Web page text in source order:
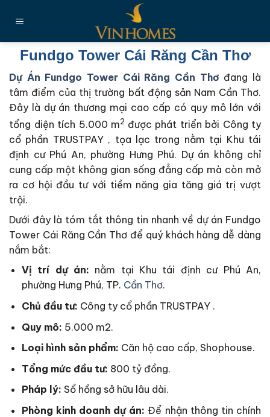
đến
dungFundgo Tower Cái Răng Cần Thơ
Dự Án Fundgo Tower Cái Răng Cần Thơ đang là
tâm điểm của thị trường bất động sản Nam Cần Thơ.
Đây là dự án thương mại cao cấp có quy mô lớn với
tổng diện tích 5.000 m2 được phát triển bởi Công ty
cổ phần TRUSTPAY , tọa lạc trong nằm tại Khu tái
định cư Phú An, phường Hưng Phú. Dự án không chỉ
cung cấp một không gian sống đẳng cấp mà còn mở
ra cơ hội đầu tư với tiềm năng gia tăng giá trị vượt
trội.
Dưới đây là tóm tắt thông tin nhanh về dự án Fundgo
Tower Cái Răng Cần Thơ để quý khách hàng dễ dàng
nắm bắt:
Vị trí dự án: nằm tại Khu tái định cư Phú An,
phường Hưng Phú, TP. Cần Thơ.
Chủ đầu tư: Công ty cổ phần TRUSTPAY .
Quy mô: 5.000 m2.
Loại hình sản phẩm: Căn hộ cao cấp, Shophouse.
Tổng mức đầu tư: 800 tỷ đồng.
Pháp lý: Sổ hồng sở hữu lâu dài.
Phòng kinh doanh dự án: Để nhận thông tin chính